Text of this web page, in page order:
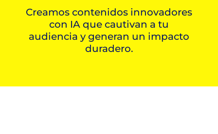
Creamos contenidos innovadores
con IA que cautivan a tu
audiencia y generan un impacto
duradero.